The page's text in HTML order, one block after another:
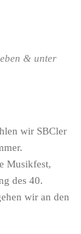
& unter
wir SBCler
Musikfest,
des 40.
wir an den